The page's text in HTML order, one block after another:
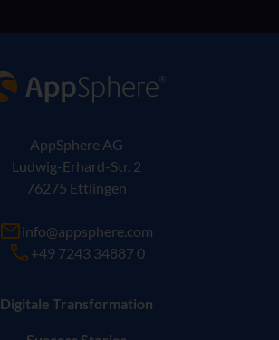
AppSphere IT-Lösungsanbieter
AppSphere AG
Ludwig-Erhard-Str. 2
76275 Ettlingen
info@appsphere.com
+49 7243 34887 0
Digitale Transformation